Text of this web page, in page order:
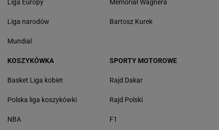
Liga Europy
Liga narodów
Mundial
Memoriał Wagnera
Bartosz Kurek
KOSZYKÓWKA
Basket Liga kobiet
Polska liga koszykówki
NBA
SPORTY MOTOROWE
Rajd Dakar
Rajd Polski
F1